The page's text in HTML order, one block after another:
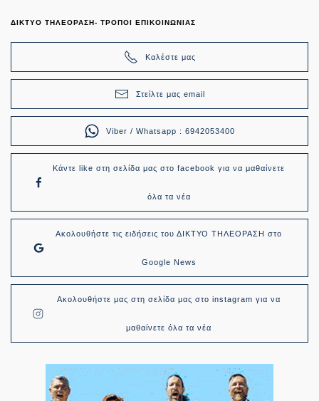
ΔΙΚΤΥΟ ΤΗΛΕΟΡΑΣΗ- ΤΡΟΠΟΙ ΕΠΙΚΟΙΝΩΝΙΑΣ
Καλέστε μας
Στείλτε μας email
Viber / Whatsapp : 6942053400
Κάντε like στη σελίδα μας στο facebook για να μαθαίνετε
όλα τα νέα
Ακολουθήστε τις ειδήσεις του ΔΙΚΤΥΟ ΤΗΛΕΟΡΑΣΗ στο
Google News
Ακολουθήστε μας στη σελίδα μας στο instagram για να
μαθαίνετε όλα τα νέα